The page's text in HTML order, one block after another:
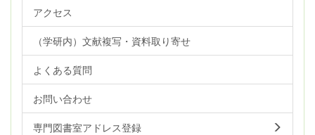
アクセス
（学研内）文献複写・資料取り寄せ
よくある質問
お問い合わせ
専門図書室アドレス登録